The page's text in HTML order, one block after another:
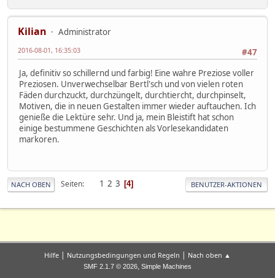
Kilian
Administrator
#47
2016-08-01, 16:35:03
Ja, definitiv so schillernd und farbig! Eine wahre Preziose voller
Preziosen. Unverwechselbar Bertl'sch und von vielen roten
Fäden durchzuckt, durchzüngelt, durchtiercht, durchpinselt,
Motiven, die in neuen Gestalten immer wieder auftauchen. Ich
genieße die Lektüre sehr. Und ja, mein Bleistift hat schon
einige bestummene Geschichten als Vorlesekandidaten
markoren.
NACH OBEN Seiten 1 2 3 4 BENUTZER-AKTIONEN
Hilfe | Nutzungsbedingungen und Regeln | Nach oben ▲
SMF 2.1.7 © 2026, Simple Machines